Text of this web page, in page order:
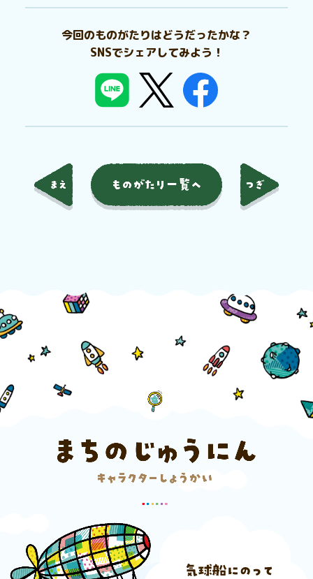
今回のものがたりはどうだったかな？
SNSでシェアしてみよう！